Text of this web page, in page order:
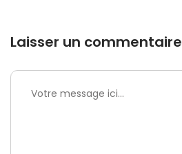
Laisser un commentaire